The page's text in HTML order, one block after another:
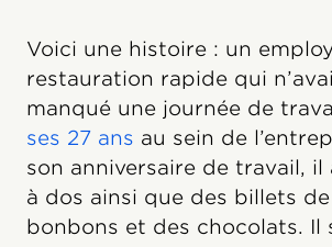
Voici une histoire : un
restauration rapide qui
manqué une journée de
ses 27 ans au sein de
son anniversaire de travail, il
à dos ainsi que des billets
bonbons et des chocolats. Il